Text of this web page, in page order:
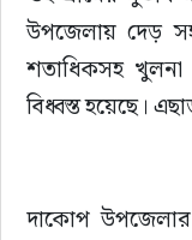
উপজেলায় দেড়
শতাধিকসহ খুলনা
বিধ্বস্ত হয়েছে।
দাকোপ উপজেলার